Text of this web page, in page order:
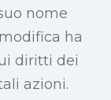
nome
ha
diritti dei
azioni.